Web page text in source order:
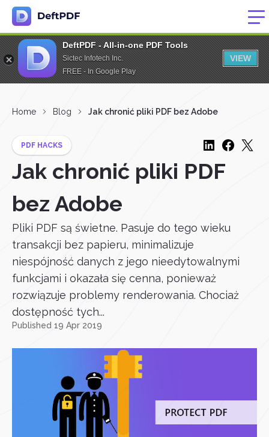
DeftPDF - All-in-one PDF Tools
Sictec Infotech Inc.
FREE - In Google Play
VIEW
Home Blog Jak chronić pliki PDF bez Adobe
PDF HACKS
Jak chronić pliki PDF
bez Adobe
Pliki PDF są świetne. Pasuje do tego wieku
transakcji bez papieru, minimalizuje
niespójność danych z jego nieedytowalnymi
funkcjami i okazała się cenna, ponieważ
rozwiązuje problemy renderowania. Chociaż
dostępność tych...
Published 19 Apr 2019